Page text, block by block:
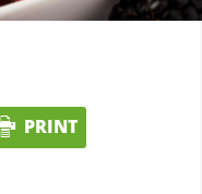
PRINT